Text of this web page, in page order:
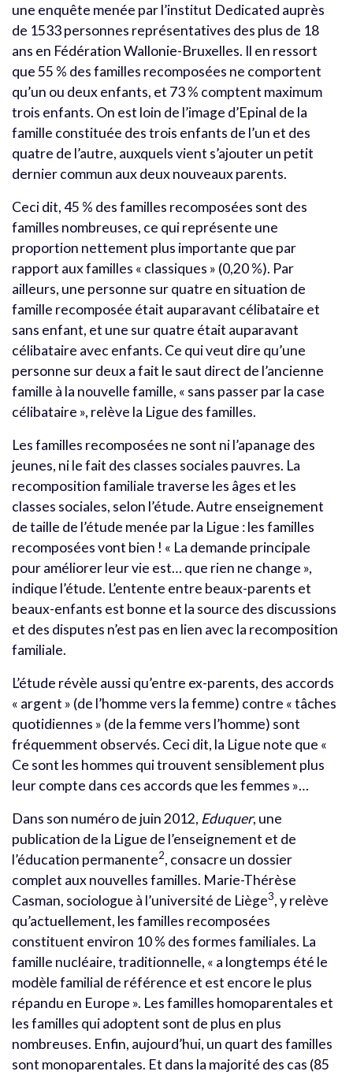
une enquête menée par l’institut Dedicated auprès
de 1533 personnes représentatives des plus de 18
ans en Fédération Wallonie-Bruxelles. Il en ressort
que 55 % des familles recomposées ne comportent
qu’un ou deux enfants, et 73 % comptent maximum
trois enfants. On est loin de l’image d’Epinal de la
famille constituée des trois enfants de l’un et des
quatre de l’autre, auxquels vient s’ajouter un petit
dernier commun aux deux nouveaux parents.
Ceci dit, 45 % des familles recomposées sont des
familles nombreuses, ce qui représente une
proportion nettement plus importante que par
rapport aux familles « classiques » (0,20 %). Par
ailleurs, une personne sur quatre en situation de
famille recomposée était auparavant célibataire et
sans enfant, et une sur quatre était auparavant
célibataire avec enfants. Ce qui veut dire qu’une
personne sur deux a fait le saut direct de l’ancienne
famille à la nouvelle famille, « sans passer par la case
célibataire », relève la Ligue des familles.
Les familles recomposées ne sont ni l’apanage des
jeunes, ni le fait des classes sociales pauvres. La
recomposition familiale traverse les âges et les
classes sociales, selon l’étude. Autre enseignement
de taille de l’étude menée par la Ligue : les familles
recomposées vont bien ! « La demande principale
pour améliorer leur vie est… que rien ne change »,
indique l’étude. L’entente entre beaux-parents et
beaux-enfants est bonne et la source des discussions
et des disputes n’est pas en lien avec la recomposition
familiale.
L’étude révèle aussi qu’entre ex-parents, des accords
« argent » (de l’homme vers la femme) contre « tâches
quotidiennes » (de la femme vers l’homme) sont
fréquemment observés. Ceci dit, la Ligue note que «
Ce sont les hommes qui trouvent sensiblement plus
leur compte dans ces accords que les femmes »…
Dans son numéro de juin 2012, Eduquer, une
publication de la Ligue de l’enseignement et de
l’éducation permanente2, consacre un dossier
complet aux nouvelles familles. Marie-Thérèse
Casman, sociologue à l’université de Liège3, y relève
qu’actuellement, les familles recomposées
constituent environ 10 % des formes familiales. La
famille nucléaire, traditionnelle, « a longtemps été le
modèle familial de référence et est encore le plus
répandu en Europe ». Les familles homoparentales et
les familles qui adoptent sont de plus en plus
nombreuses. Enfin, aujourd’hui, un quart des familles
sont monoparentales. Et dans la majorité des cas (85